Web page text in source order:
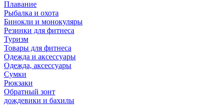
Плавание
Рыбалка и охота
Бинокли и монокуляры
Резинки для фитнеса
Туризм
Товары для фитнеса
Одежда и аксессуары
Одежда, аксессуары
Сумки
Рюкзаки
Обратный зонт
дождевики и бахилы